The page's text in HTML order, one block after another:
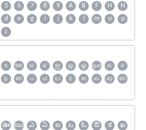
5 6 7 8 9 A B F H
N
d e g i j k l m o
p
z
உ ஊ எ ஏ ஐ ஒ ஓ ஔ க
ச
ந ன ப ம ய ர ல வ ஷ
ஸ
ఊ ఋ ఎ ఏ ఐ ఒ ఓ ఔ క
ఖ